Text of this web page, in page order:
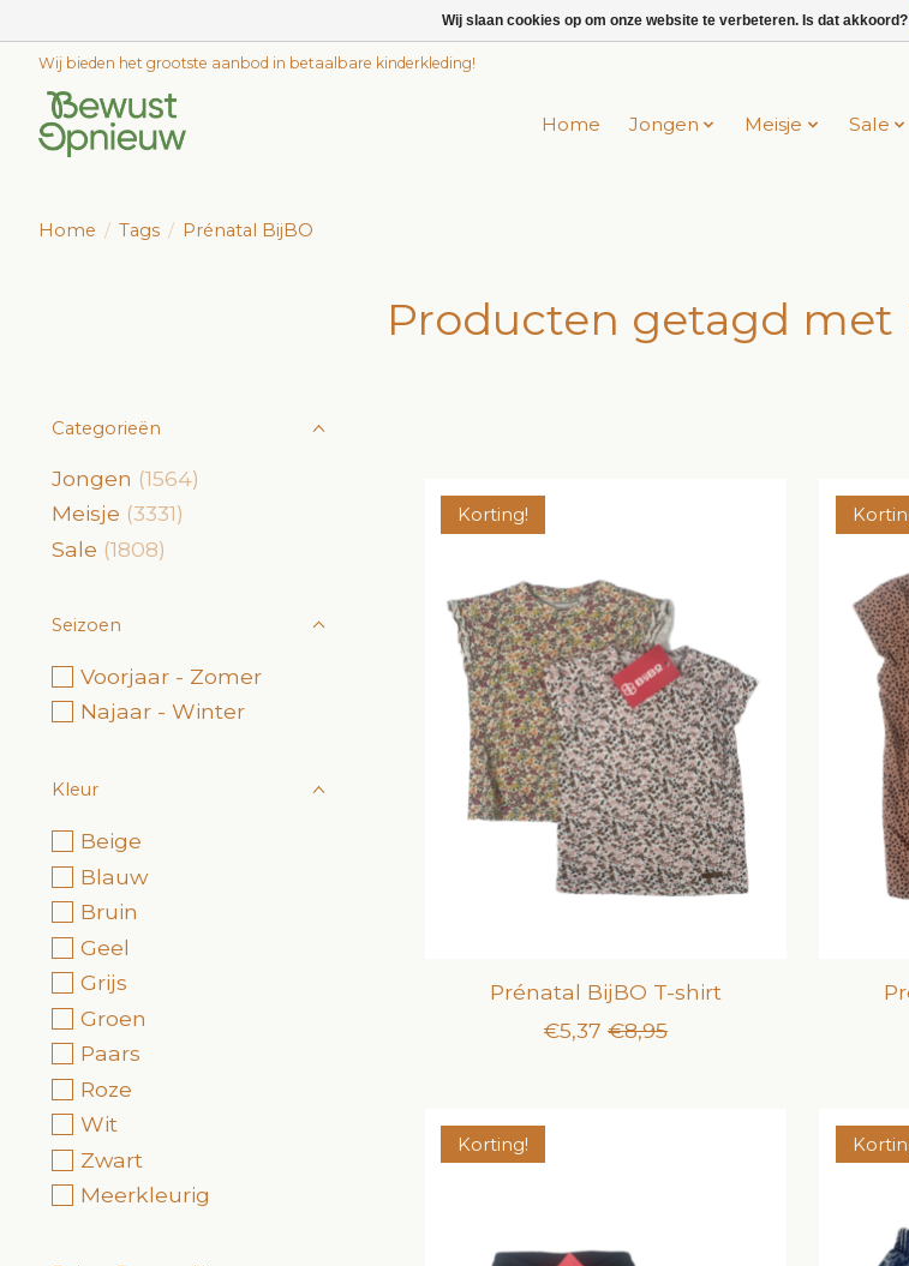
Wij bieden het grootste aanbod in betaalbare kinderkleding!
Home Jongen Meisje Sale
Home / Tags / Prénatal BijBO
Producten getagd met
Categorieën
Jongen (1564)
Meisje (3331)
Sale (1808)
Seizoen
Voorjaar - Zomer
Najaar - Winter
Kleur
Beige
Blauw
Bruin
Geel
Grijs
Groen
Paars
Roze
Wit
Zwart
Meerkleurig
Korting!
Prénatal BijBO T-shirt
€5,37 €8,95
Korting!
Wij slaan cookies op om onze website te verbeteren. Is dat akkoord?